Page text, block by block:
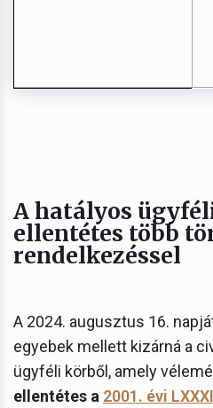
A hatályos
ellentétes több
rendelkezéssel
A 2024. augusztus 16.
egyebek mellett kizárná a
ügyféli körből, amely
ellentétes a 2001. évi